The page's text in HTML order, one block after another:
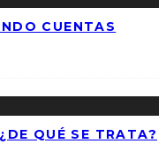
CUENTAS
QUÉ SE TRATA?